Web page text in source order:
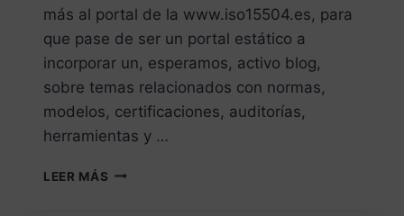
más al portal de la www.iso15504.es, para
que pase de ser un portal estático a
incorporar un, esperamos, activo blog,
sobre temas relacionados con normas,
modelos, certificaciones, auditorías,
herramientas y …
LEER MÁS